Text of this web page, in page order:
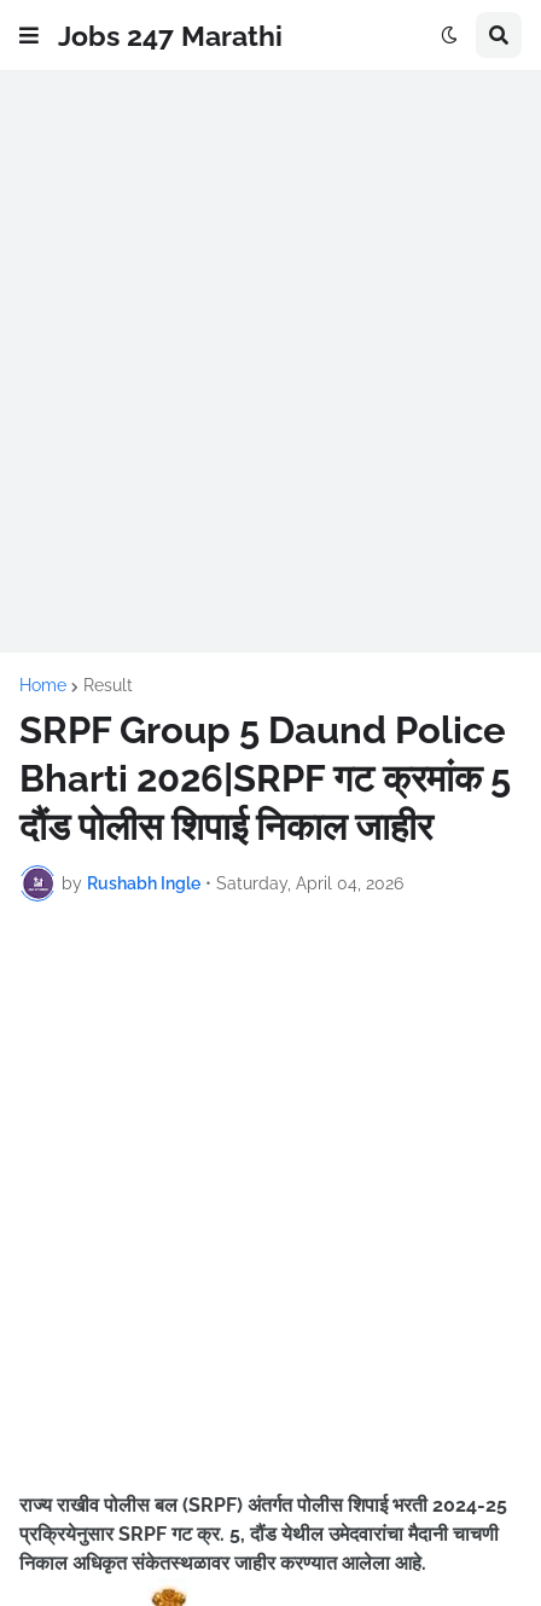
Jobs 247 Marathi
Home Result
SRPF Group 5 Daund Police
Bharti 2026|SRPF गट क्रमांक 5
दौंड पोलीस शिपाई निकाल जाहीर
by Rushabh Ingle • Saturday, April 04, 2026
राज्य राखीव पोलीस बल (SRPF) अंतर्गत पोलीस शिपाई भरती 2024-25
प्रक्रियेनुसार SRPF गट क्र. 5, दौंड येथील उमेदवारांचा मैदानी चाचणी
निकाल अधिकृत संकेतस्थळावर जाहीर करण्यात आलेला आहे.